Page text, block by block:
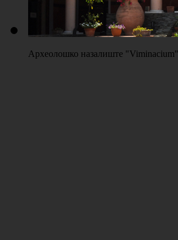
Археолошко назалиште "Viminacium"